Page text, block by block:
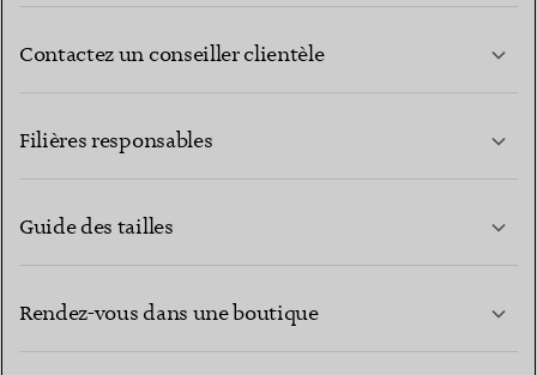
Contactez un conseiller clientèle
Filières responsables
Guide des tailles
Rendez-vous dans une boutique